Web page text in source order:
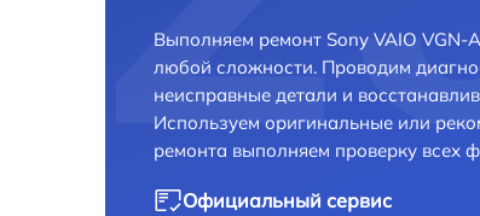
Выполняем ремонт Sony VAIO VGN-
любой сложности. Проводим
неисправные детали и
Используем оригинальные или
ремонта выполняем проверку всех
Официальный сервис